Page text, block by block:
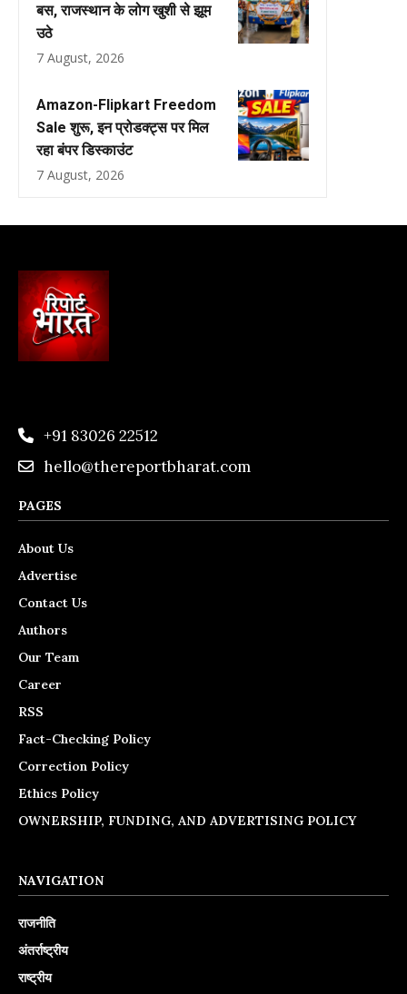
बस, राजस्थान के लोग खुशी से झूम
उठे
7 August, 2026
Amazon-Flipkart Freedom
Sale शुरू, इन प्रोडक्ट्स पर मिल
रहा बंपर डिस्काउंट
7 August, 2026
+91 83026 22512
hello@thereportbharat.com
PAGES
About Us
Advertise
Contact Us
Authors
Our Team
Career
RSS
Fact-Checking Policy
Correction Policy
Ethics Policy
OWNERSHIP, FUNDING, AND ADVERTISING POLICY
NAVIGATION
राजनीति
अंतर्राष्ट्रीय
राष्ट्रीय